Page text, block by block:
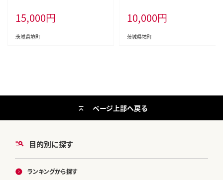
7年産/白米】K2457
15,000円
茨城県境町
ウトドア キャンプ バーベキュー 国
産 S6
10,000円
茨城県境町
目的別に探す
ランキングから探す
ページ上部へ戻る